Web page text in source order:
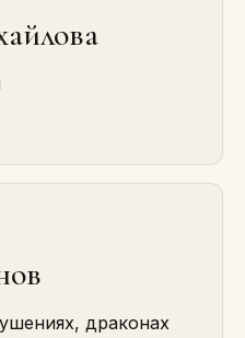
драконах